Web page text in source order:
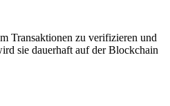
Transaktionen zu verifizieren und
sie dauerhaft auf der Blockchain